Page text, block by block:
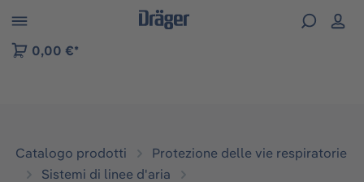
Skip to B2B platform navigation
0,00 €*
Catalogo prodotti
Protezione delle vie respiratorie
Sistemi di linee d'aria